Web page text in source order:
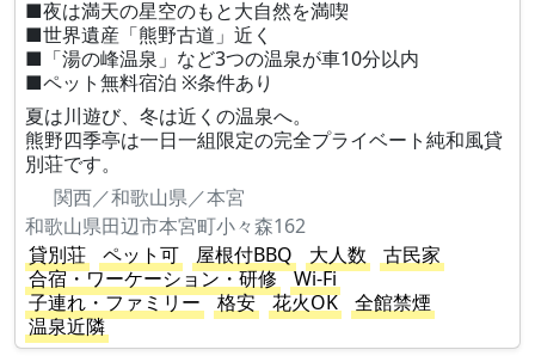
■夜は満天の星空のもと大自然を満喫
■世界遺産「熊野古道」近く
■「湯の峰温泉」など3つの温泉が車10分以内
■ペット無料宿泊 ※条件あり
夏は川遊び、冬は近くの温泉へ。
熊野四季亭は一日一組限定の完全プライベート純和風貸
別荘です。
関西／和歌山県／本宮
和歌山県田辺市本宮町小々森162
貸別荘
ペット可 屋根付BBQ 大人数
古民家
合宿・ワーケーション・研修
Wi-Fi
子連れ・ファミリー
格安 花火OK
全館禁煙
温泉近隣